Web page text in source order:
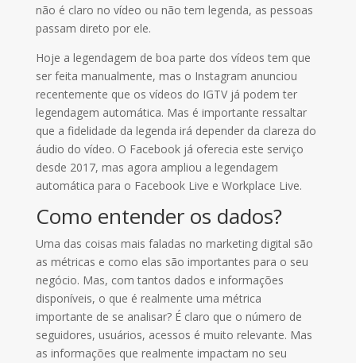
não é claro no vídeo ou não tem legenda, as pessoas
passam direto por ele.
Hoje a legendagem de boa parte dos vídeos tem que
ser feita manualmente, mas o Instagram anunciou
recentemente que os vídeos do IGTV já podem ter
legendagem automática. Mas é importante ressaltar
que a fidelidade da legenda irá depender da clareza do
áudio do vídeo. O Facebook já oferecia este serviço
desde 2017, mas agora ampliou a legendagem
automática para o Facebook Live e Workplace Live.
Como entender os dados?
Uma das coisas mais faladas no marketing digital são
as métricas e como elas são importantes para o seu
negócio. Mas, com tantos dados e informações
disponíveis, o que é realmente uma métrica
importante de se analisar? É claro que o número de
seguidores, usuários, acessos é muito relevante. Mas
as informações que realmente impactam no seu